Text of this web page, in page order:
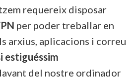
requereix disposar
per poder treballar en
arxius, aplicacions i correu
estiguéssim
del nostre ordinador